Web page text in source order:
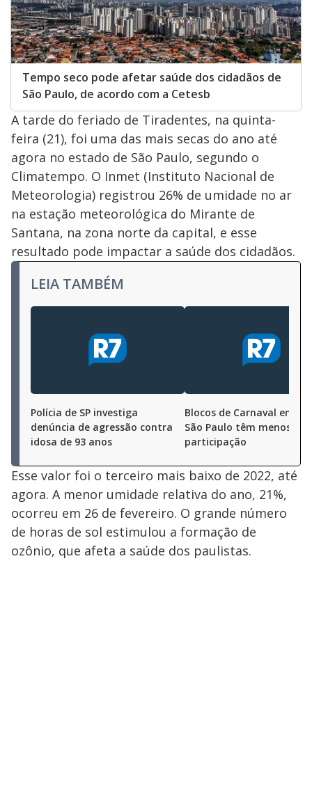
Tempo seco pode afetar saúde dos cidadãos de
São Paulo, de acordo com a Cetesb
A tarde do feriado de Tiradentes, na quinta-
feira (21), foi uma das mais secas do ano até
agora no estado de São Paulo, segundo o
Climatempo. O Inmet (Instituto Nacional de
Meteorologia) registrou 26% de umidade no ar
na estação meteorológica do Mirante de
Santana, na zona norte da capital, e esse
resultado pode impactar a saúde dos cidadãos.
LEIA TAMBÉM
Polícia de SP investiga
denúncia de agressão contra
idosa de 93 anos
Blocos de Carnaval em
São Paulo têm menos
participação
Esse valor foi o terceiro mais baixo de 2022, até
agora. A menor umidade relativa do ano, 21%,
ocorreu em 26 de fevereiro. O grande número
de horas de sol estimulou a formação de
ozônio, que afeta a saúde dos paulistas.